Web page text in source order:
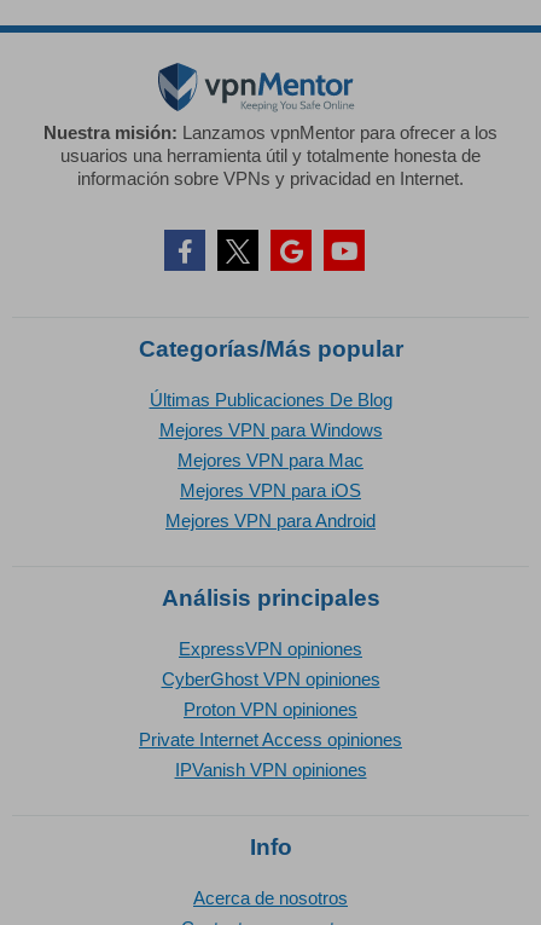
Nuestra misión: Lanzamos vpnMentor para ofrecer a los
usuarios una herramienta útil y totalmente honesta de
información sobre VPNs y privacidad en Internet.
Categorías/Más popular
Últimas Publicaciones De Blog
Mejores VPN para Windows
Mejores VPN para Mac
Mejores VPN para iOS
Mejores VPN para Android
Análisis principales
ExpressVPN opiniones
CyberGhost VPN opiniones
Proton VPN opiniones
Private Internet Access opiniones
IPVanish VPN opiniones
Info
Acerca de nosotros